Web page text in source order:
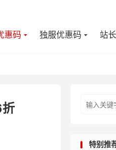
惠码 独服优惠码 站
特别推